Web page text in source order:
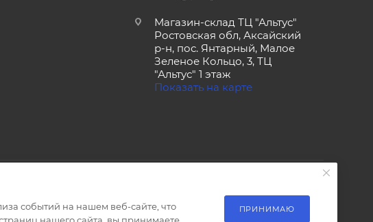
Магазин-склад ТЦ "Альтус"
Ростовская обл, Аксайский
р-н, пос. Янтарный, Малое
Зеленое Кольцо, 3, ТЦ
"Альтус" 1 этаж
Показать на карте
событий на нашем веб-сайте, что
ПРИНИМАЮ